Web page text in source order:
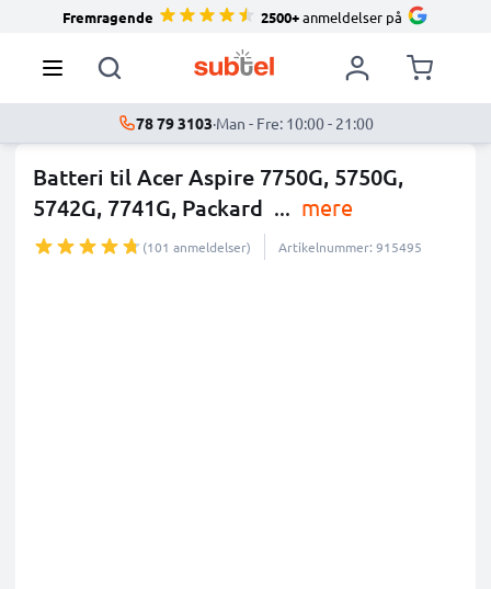
Fremragende 2500+anmeldelser på
78 79 3103·Man - Fre: 10:00 - 21:00
Batteri til Acer Aspire 7750G, 5750G,
5742G, 7741G, Packard ... mere
(101 anmeldelser) Artikelnummer: 915495